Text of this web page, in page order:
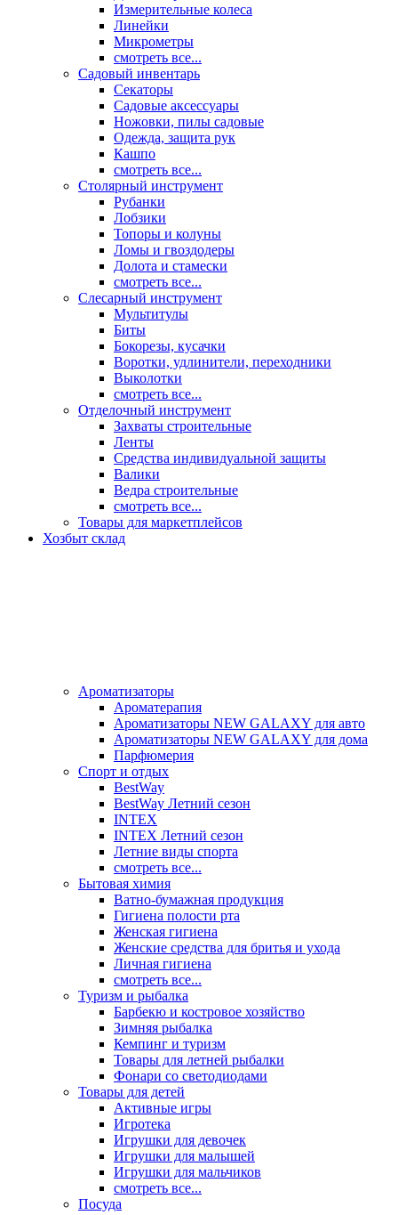
Измерительные колеса
Линейки
Микрометры
смотреть все...
Садовый инвентарь
Секаторы
Садовые аксессуары
Ножовки, пилы садовые
Одежда, защита рук
Кашпо
смотреть все...
Столярный инструмент
Рубанки
Лобзики
Топоры и колуны
Ломы и гвоздодеры
Долота и стамески
смотреть все...
Слесарный инструмент
Мультитулы
Биты
Бокорезы, кусачки
Воротки, удлинители, переходники
Выколотки
смотреть все...
Отделочный инструмент
Захваты строительные
Ленты
Средства индивидуальной защиты
Валики
Ведра строительные
смотреть все...
Товары для маркетплейсов
Хозбыт склад
Ароматизаторы
Ароматерапия
Ароматизаторы NEW GALAXY для авто
Ароматизаторы NEW GALAXY для дома
Парфюмерия
Спорт и отдых
BestWay
BestWay Летний сезон
INTEX
INTEX Летний сезон
Летние виды спорта
смотреть все...
Бытовая химия
Ватно-бумажная продукция
Гигиена полости рта
Женская гигиена
Женские средства для бритья и ухода
Личная гигиена
смотреть все...
Туризм и рыбалка
Барбекю и костровое хозяйство
Зимняя рыбалка
Кемпинг и туризм
Товары для летней рыбалки
Фонари со светодиодами
Товары для детей
Активные игры
Игротека
Игрушки для девочек
Игрушки для малышей
Игрушки для мальчиков
смотреть все...
Посуда